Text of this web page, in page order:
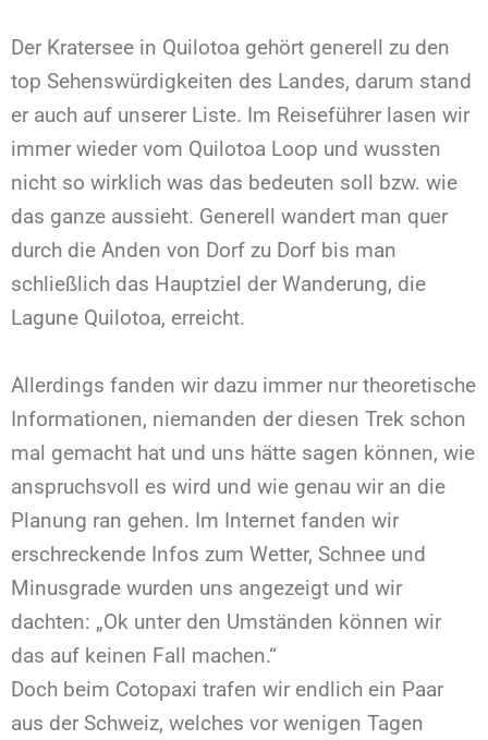
Der Kratersee in Quilotoa gehört generell zu den
top Sehenswürdigkeiten des Landes, darum stand
er auch auf unserer Liste. Im Reiseführer lasen wir
immer wieder vom Quilotoa Loop und wussten
nicht so wirklich was das bedeuten soll bzw. wie
das ganze aussieht. Generell wandert man quer
durch die Anden von Dorf zu Dorf bis man
schließlich das Hauptziel der Wanderung, die
Lagune Quilotoa, erreicht.
Allerdings fanden wir dazu immer nur theoretische
Informationen, niemanden der diesen Trek schon
mal gemacht hat und uns hätte sagen können, wie
anspruchsvoll es wird und wie genau wir an die
Planung ran gehen. Im Internet fanden wir
erschreckende Infos zum Wetter, Schnee und
Minusgrade wurden uns angezeigt und wir
dachten: „Ok unter den Umständen können wir
das auf keinen Fall machen.“
Doch beim Cotopaxi trafen wir endlich ein Paar
aus der Schweiz, welches vor wenigen Tagen